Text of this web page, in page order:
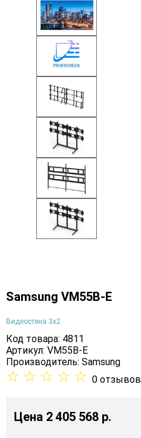
Samsung VM55B-E
Видеостена 3х2
Код товара: 4811
Артикул: VM55B-E
Производитель: Samsung
☆ ☆ ☆ ☆ ☆ 0 отзывов
Цена 2 405 568 p.